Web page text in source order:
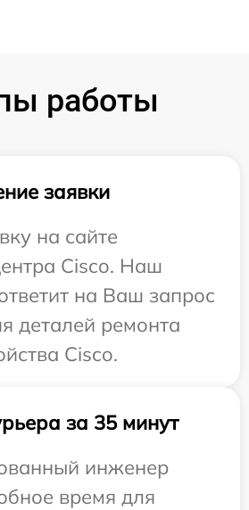
работы
заявки
на сайте
Cisco. Наш
на Ваш запрос
деталей ремонта
Cisco.
за 35 минут
инженер
время для